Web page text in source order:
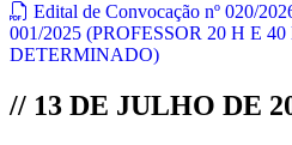
Edital de Convocação nº 020/
001/2025 (PROFESSOR 20 H E
DETERMINADO)
// 13 DE JULHO DE